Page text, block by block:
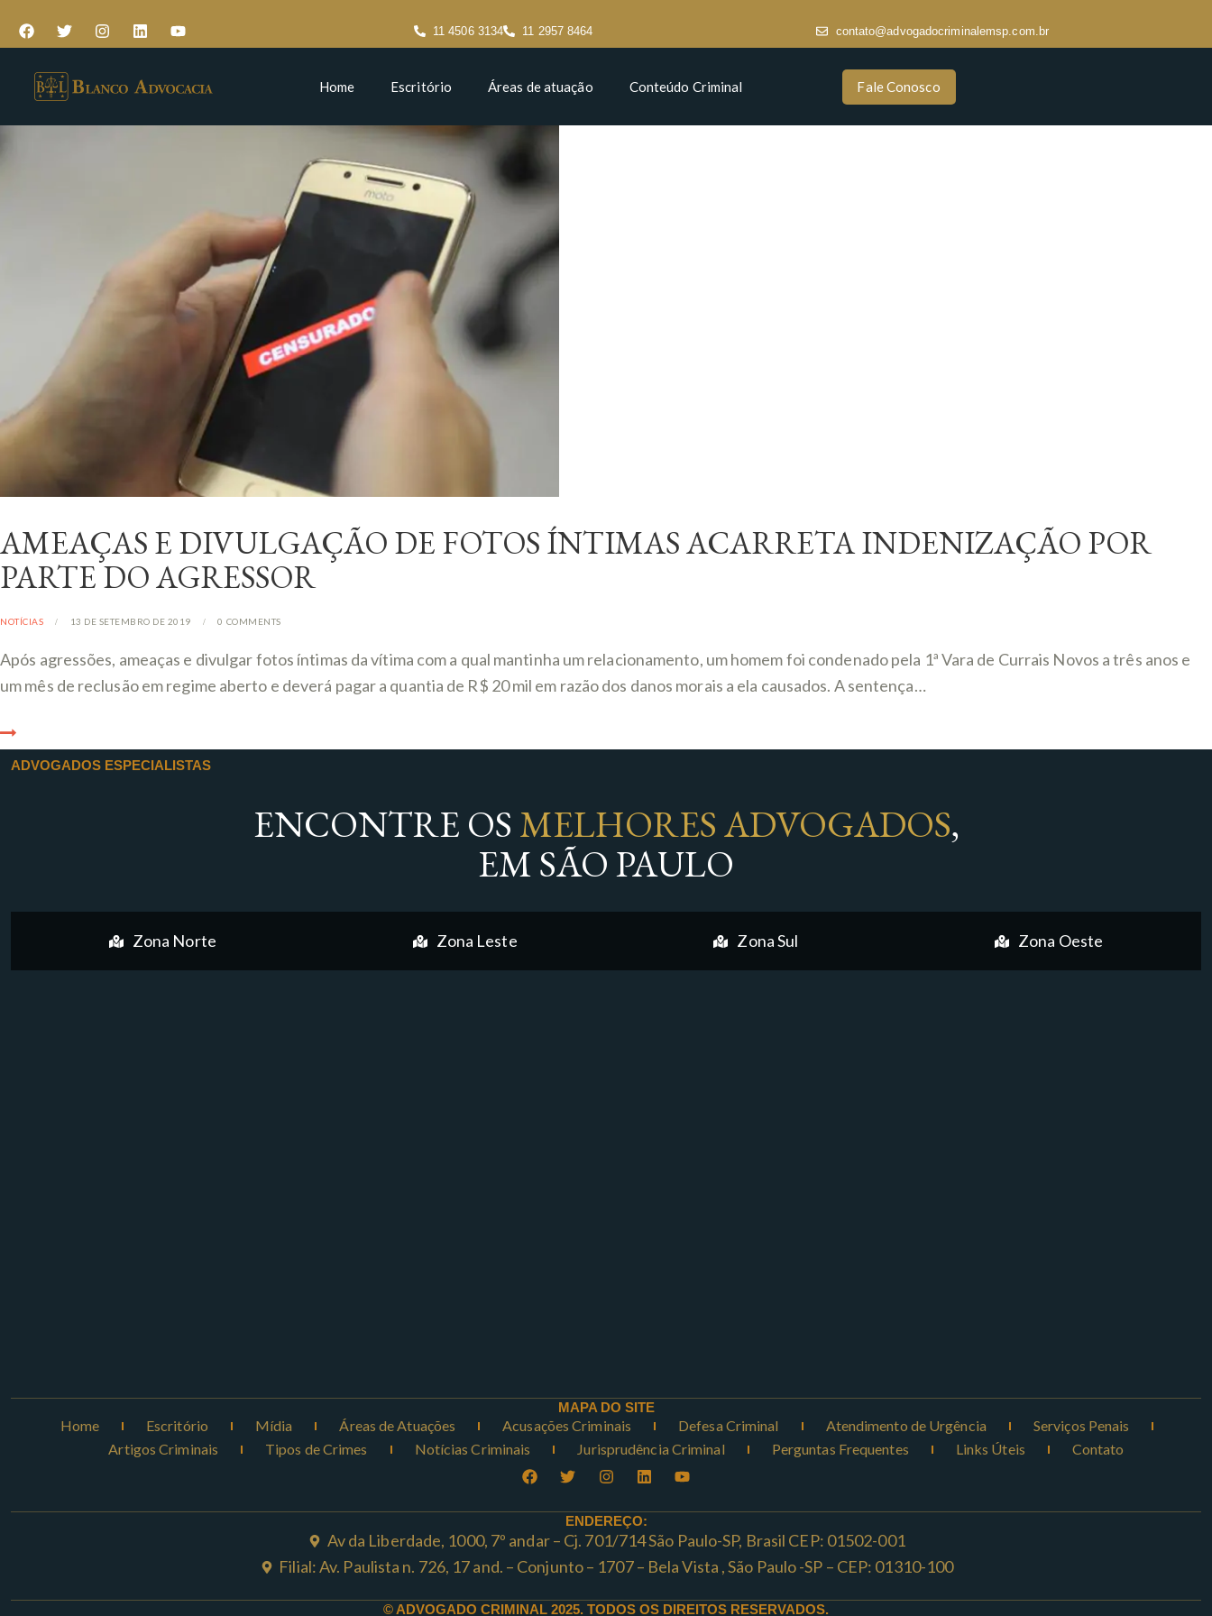
11 4506 3134 11 2957 8464 contato@advogadocriminalemsp.com.br
Home Escritório Áreas de atuação Conteúdo Criminal Fale Conosco
AMEAÇAS E DIVULGAÇÃO DE FOTOS ÍNTIMAS ACARRETA INDENIZAÇÃO POR
PARTE DO AGRESSOR
NOTÍCIAS 13 DE SETEMBRO DE 2019 0 COMMENTS
Após agressões, ameaças e divulgar fotos íntimas da vítima com a qual mantinha um relacionamento, um homem foi condenado pela 1ª Vara de Currais Novos a três anos e
um mês de reclusão em regime aberto e deverá pagar a quantia de R$ 20 mil em razão dos danos morais a ela causados. A sentença…
ADVOGADOS ESPECIALISTAS
ENCONTRE OS MELHORES ADVOGADOS,
EM SÃO PAULO
Zona Norte Zona Leste Zona Sul Zona Oeste
MAPA DO SITE
Home Escritório Mídia Áreas de Atuações Acusações Criminais Defesa Criminal Atendimento de Urgência
Serviços Penais
Artigos Criminais
Tipos de Crimes Notícias Criminais Jurisprudência Criminal Perguntas Frequentes Links Úteis Contato
ENDEREÇO:
Av da Liberdade, 1000, 7º andar – Cj. 701/714 São Paulo-SP, Brasil CEP: 01502-001
Filial: Av. Paulista n. 726, 17 and. – Conjunto – 1707 – Bela Vista , São Paulo -SP – CEP: 01310-100
© ADVOGADO CRIMINAL 2025. TODOS OS DIREITOS RESERVADOS.